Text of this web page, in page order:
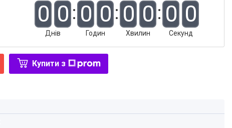
0 0
Днів
0 0
Годин
0 0
Хвилин
0 0
Секунд
Купити з